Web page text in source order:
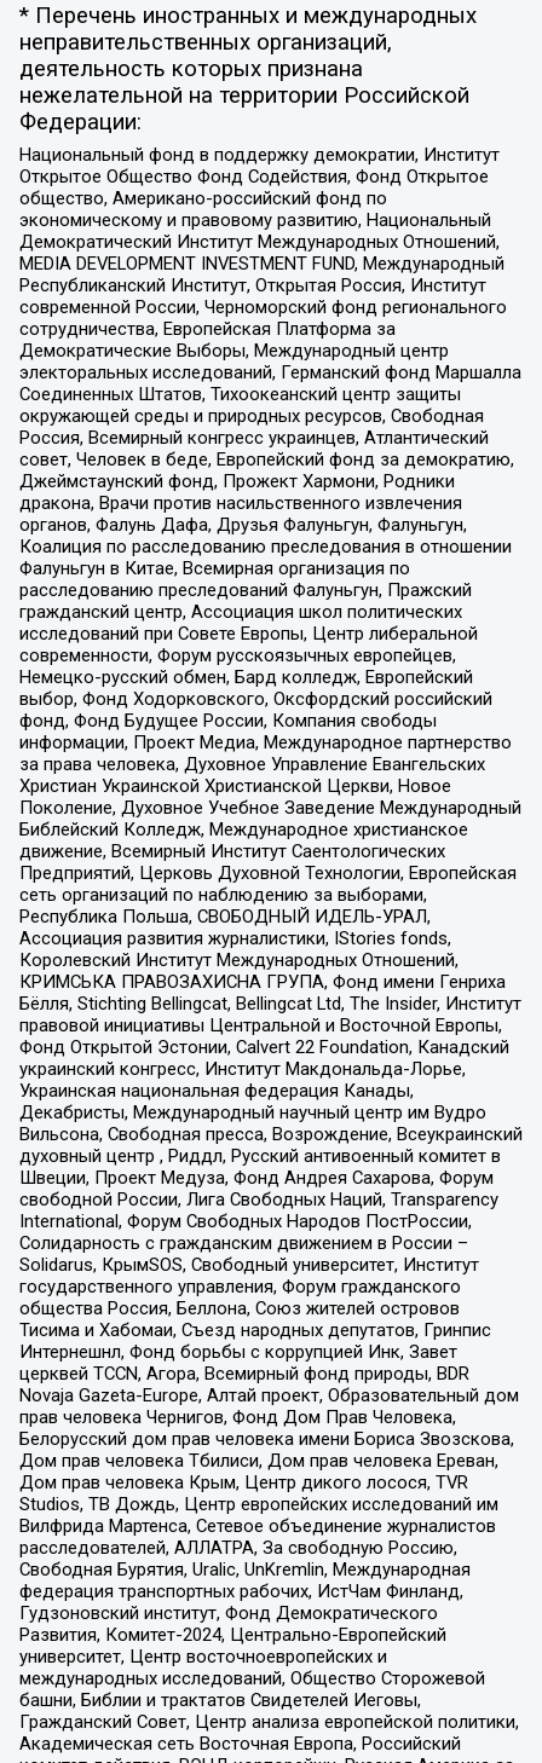
* Перечень иностранных и международных
неправительственных организаций,
деятельность которых признана
нежелательной на территории Российской
Федерации:
Национальный фонд в поддержку демократии, Институт
Открытое Общество Фонд Содействия, Фонд Открытое
общество, Американо-российский фонд по
экономическому и правовому развитию, Национальный
Демократический Институт Международных Отношений,
MEDIA DEVELOPMENT INVESTMENT FUND, Международный
Республиканский Институт, Открытая Россия, Институт
современной России, Черноморский фонд регионального
сотрудничества, Европейская Платформа за
Демократические Выборы, Международный центр
электоральных исследований, Германский фонд Маршалла
Соединенных Штатов, Тихоокеанский центр защиты
окружающей среды и природных ресурсов, Свободная
Россия, Всемирный конгресс украинцев, Атлантический
совет, Человек в беде, Европейский фонд за демократию,
Джеймстаунский фонд, Прожект Хармони, Родники
дракона, Врачи против насильственного извлечения
органов, Фалунь Дафа, Друзья Фалуньгун, Фалуньгун,
Коалиция по расследованию преследования в отношении
Фалуньгун в Китае, Всемирная организация по
расследованию преследований Фалуньгун, Пражский
гражданский центр, Ассоциация школ политических
исследований при Совете Европы, Центр либеральной
современности, Форум русскоязычных европейцев,
Немецко-русский обмен, Бард колледж, Европейский
выбор, Фонд Ходорковского, Оксфордский российский
фонд, Фонд Будущее России, Компания свободы
информации, Проект Медиа, Международное партнерство
за права человека, Духовное Управление Евангельских
Христиан Украинской Христианской Церкви, Новое
Поколение, Духовное Учебное Заведение Международный
Библейский Колледж, Международное христианское
движение, Всемирный Институт Саентологических
Предприятий, Церковь Духовной Технологии, Европейская
сеть организаций по наблюдению за выборами,
Республика Польша, СВОБОДНЫЙ ИДЕЛЬ-УРАЛ,
Ассоциация развития журналистики, IStories fonds,
Королевский Институт Международных Отношений,
КРИМСЬКА ПРАВОЗАХИСНА ГРУПА, Фонд имени Генриха
Бёлля, Stichting Bellingcat, Bellingcat Ltd, The Insider, Институт
правовой инициативы Центральной и Восточной Европы,
Фонд Открытой Эстонии, Calvert 22 Foundation, Канадский
украинский конгресс, Институт Макдональда-Лорье,
Украинская национальная федерация Канады,
Декабристы, Международный научный центр им Вудро
Вильсона, Свободная пресса, Возрождение, Всеукраинский
духовный центр , Риддл, Русский антивоенный комитет в
Швеции, Проект Медуза, Фонд Андрея Сахарова, Форум
свободной России, Лига Свободных Наций, Transparеncy
International, Форум Свободных Народов ПостРоссии,
Солидарность с гражданским движением в России –
Solidarus, КрымSOS, Свободный университет, Институт
государственного управления, Форум гражданского
общества Россия, Беллона, Союз жителей островов
Тисима и Хабомаи, Съезд народных депутатов, Гринпис
Интернешнл, Фонд борьбы с коррупцией Инк, Завет
церквей TCCN, Агора, Всемирный фонд природы, BDR
Novaja Gazeta-Europe, Алтай проект, Образовательный дом
прав человека Чернигов, Фонд Дом Прав Человека,
Белорусский дом прав человека имени Бориса Звозскова,
Дом прав человека Тбилиси, Дом прав человека Ереван,
Дом прав человека Крым, Центр дикого лосося, TVR
Studios, ТВ Дождь, Центр европейских исследований им
Вилфрида Мартенса, Сетевое объединение журналистов
расследователей, АЛЛАТРА, За свободную Россию,
Свободная Бурятия, Uralic, UnKremlin, Международная
федерация транспортных рабочих, ИстЧам Финланд,
Гудзоновский институт, Фонд Демократического
Развития, Комитет-2024, Центрально-Европейский
университет, Центр восточноевропейских и
международных исследований, Общество Сторожевой
башни, Библии и трактатов Свидетелей Иеговы,
Гражданский Совет, Центр анализа европейской политики,
Академическая сеть Восточная Европа, Российский